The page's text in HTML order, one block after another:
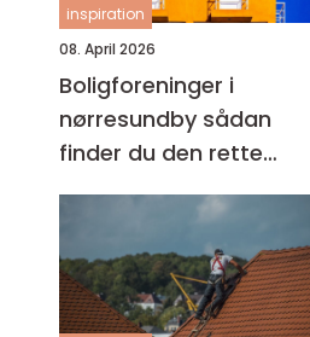
inspiration
08. April 2026
Boligforeninger i
nørresundby sådan
finder du den rette
lejebolig